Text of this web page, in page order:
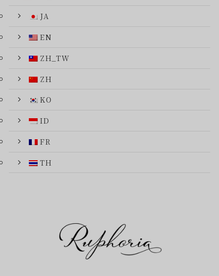
JA
EN
ZH_TW
ZH
KO
ID
FR
TH